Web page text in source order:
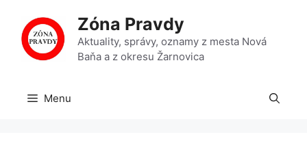
obsah
Zóna Pravdy
Aktuality, správy, oznamy z mesta Nová
Baňa a z okresu Žarnovica
Menu